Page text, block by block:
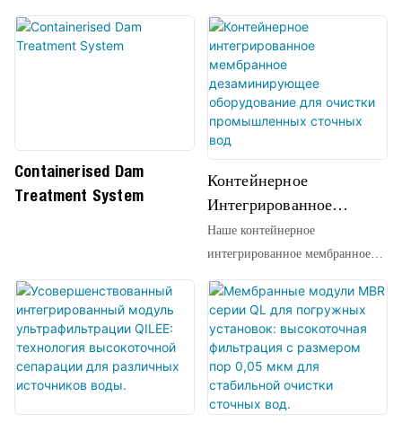
Релейным Управлением)
перечнем оборудования, все
контрольно-измерительные
приборы и электромонтажные
материалы в комплекте.
Containerised Dam
Treatment System
Контейнерное
Интегрированное
Мембранное
Дезаминирующее
Оборудование Для
Очистки
Промышленных
Сточных Вод
Наше контейнерное
интегрированное мембранное
дезаминирующее оборудование
представляет собой
высокоэффективное,
высокоинтегрированное
решение для очистки сточных
вод, специально разработанное
для эффективного удаления